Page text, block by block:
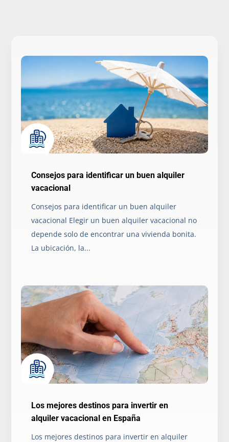
Consejos para identificar un buen alquiler
vacacional
Consejos para identificar un buen alquiler
vacacional Elegir un buen alquiler vacacional no
depende solo de encontrar una vivienda bonita.
La ubicación, la...
Los mejores destinos para invertir en
alquiler vacacional en España
Los mejores destinos para invertir en alquiler